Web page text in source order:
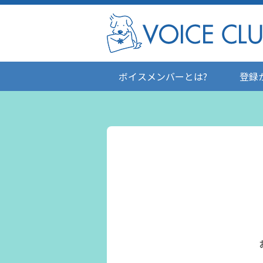
ボイスメンバーとは? 登録